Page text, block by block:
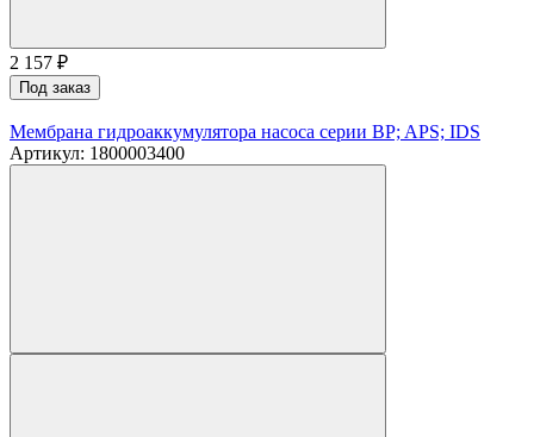
2 157 ₽
Под заказ
Мембрана гидроаккумулятора насоса серии BP; APS; IDS
Артикул: 1800003400